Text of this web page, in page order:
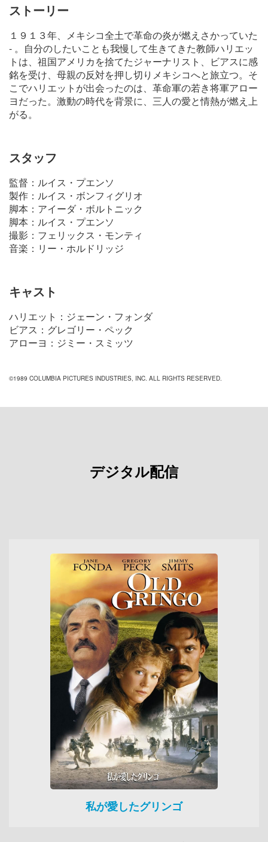
ストーリー
１９１３年、メキシコ全土で革命の炎が燃えさかっていた
- 。自分のしたいことも我慢して生きてきた教師ハリエッ
トは、祖国アメリカを捨てたジャーナリスト、ビアスに感
銘を受け、母親の反対を押し切りメキシコへと旅立つ。そ
こでハリエットが出会ったのは、革命軍の若き将軍アロー
ヨだった。激動の時代を背景に、三人の愛と情熱が燃え上
がる。
スタッフ
監督：ルイス・プエンソ
製作：ルイス・ボンフィグリオ
脚本：アイーダ・ボルトニック
脚本：ルイス・プエンソ
撮影：フェリックス・モンティ
音楽：リー・ホルドリッジ
キャスト
ハリエット：ジェーン・フォンダ
ビアス：グレゴリー・ペック
アローヨ：ジミー・スミッツ
©1989 COLUMBIA PICTURES INDUSTRIES, INC. ALL RIGHTS RESERVED.
デジタル配信
私が愛したグリンゴ